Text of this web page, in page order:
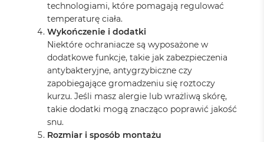
technologiami, które pomagają regulować
temperaturę ciała.
Wykończenie i dodatki
Niektóre ochraniacze są wyposażone w
dodatkowe funkcje, takie jak zabezpieczenia
antybakteryjne, antygrzybiczne czy
zapobiegające gromadzeniu się roztoczy
kurzu. Jeśli masz alergie lub wrażliwą skórę,
takie dodatki mogą znacząco poprawić jakość
snu.
Rozmiar i sposób montażu